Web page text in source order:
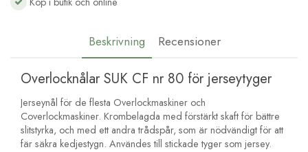
Beskrivning Recensioner
Overlocknålar SUK CF nr 80 för jerseytyger
Jerseynål för de flesta Overlockmaskiner och
Coverlockmaskiner. Krombelagda med förstärkt skaft för bättre
slitstyrka, och med ett andra trådspår, som är nödvändigt för att
fär säkra kedjestygn. Användes till stickade tyger som jersey.